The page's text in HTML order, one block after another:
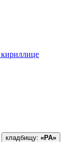
кириллице
кладбищу: «PA»